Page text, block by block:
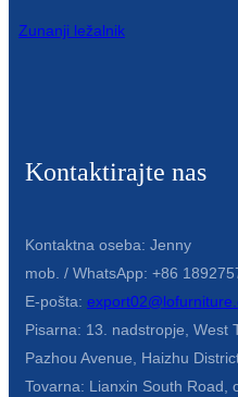
Zunanji ležalnik
Kontaktirajte nas
Kontaktna oseba: Jenny
mob. / WhatsApp: +86
E-pošta:
Pisarna: 13. nadstropje, West
Pazhou Avenue, Haizhu
Tovarna: Lianxin South